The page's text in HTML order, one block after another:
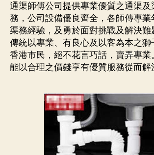
通渠師傅公司提供專業優質之通渠及
務，公司設備優良齊全，各師傳專
渠務經驗，及勇於面對挑戰及解決難
傳統以專業、有良心及以客為本之獅
香港市民，絕不花言巧話，賣弄專業
能以合理之價錢享有優質服務從而解